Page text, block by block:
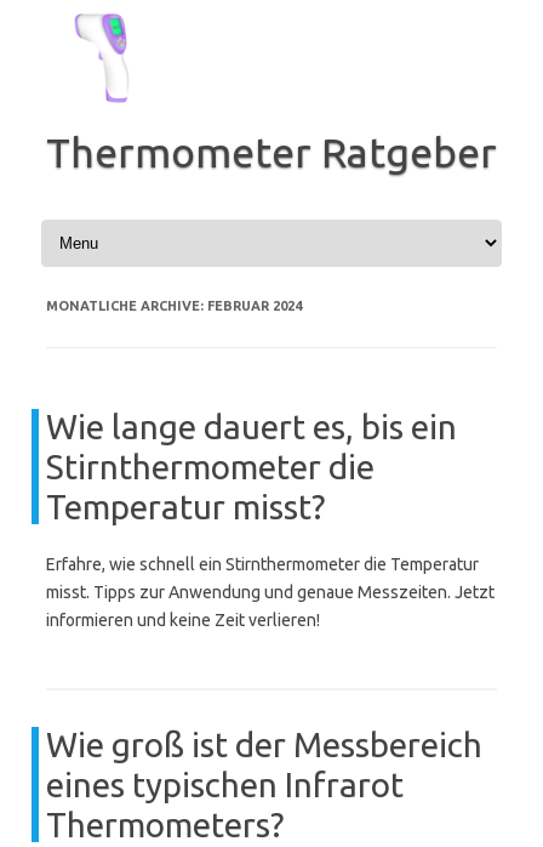
springen
Thermometer Ratgeber
MONATLICHE ARCHIVE: FEBRUAR 2024
Wie lange dauert es, bis ein
Stirnthermometer die
Temperatur misst?
Erfahre, wie schnell ein Stirnthermometer die Temperatur
misst. Tipps zur Anwendung und genaue Messzeiten. Jetzt
informieren und keine Zeit verlieren!
Wie groß ist der Messbereich
eines typischen Infrarot
Thermometers?